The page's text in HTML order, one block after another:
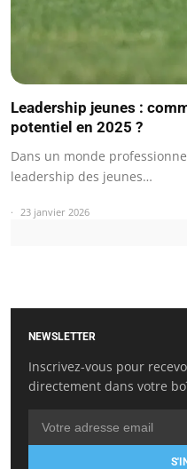
Leadership jeunes :
potentiel en 2025 ?
Dans un monde
leadership des jeunes…
23 janvier 2026
NEWSLETTER
Inscrivez-vous pour
directement dans votre